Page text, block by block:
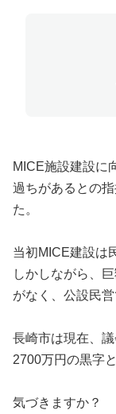
MICE施設建設に
過ちがあるとの
た。
当初MICE建設は
しかしながら、
がなく、公設民
長崎市は現在、
2700万円の黒字
気づきますか？